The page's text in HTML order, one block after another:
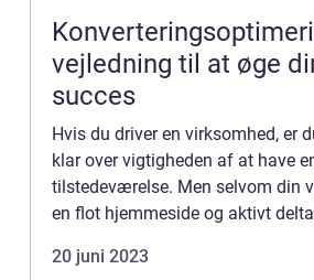
vejledning til at øge
succes
Hvis du driver en virksomhed, er
klar over vigtigheden af at have
tilstedeværelse. Men selvom din
en flot hjemmeside og aktivt
20 juni 2023